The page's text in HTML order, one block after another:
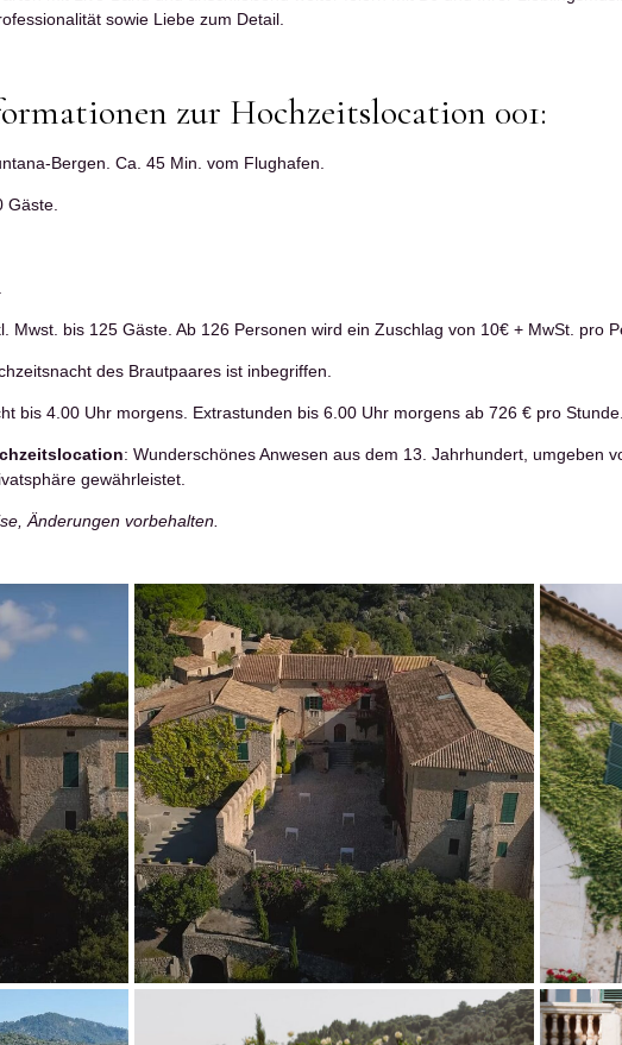
sowie Liebe zum Detail.
zur Hochzeitslocation 001:
Bergen. Ca. 45 Min. vom Flughafen.
Gäste.
Mwst. bis 125 Gäste. Ab 126 Personen wird ein Zuschlag von 10€ + MwSt. pro
des Brautpaares ist inbegriffen.
bis 4.00 Uhr morgens. Extrastunden bis 6.00 Uhr morgens ab 726 € pro Stunde.
: Wunderschönes Anwesen aus dem 13. Jahrhundert, umgeben
gewährleistet.
Änderungen vorbehalten.